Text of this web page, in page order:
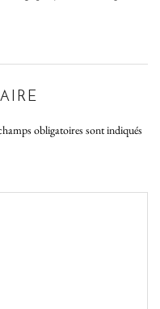
obligatoires sont indiqués